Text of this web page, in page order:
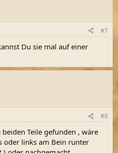
#7
Du sie mal auf einer
#8
Teile gefunden , wäre
oder links am Bein runter